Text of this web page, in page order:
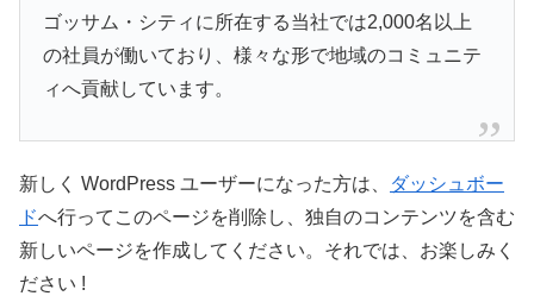
ゴッサム・シティに所在する当社では2,000名以上
の社員が働いており、様々な形で地域のコミュニテ
ィへ貢献しています。
新しく WordPress ユーザーになった方は、
ダッシュボー
ドへ行ってこのページを削除し、独自のコンテンツを含む
新しいページを作成してください。それでは、お楽しみく
ださい !